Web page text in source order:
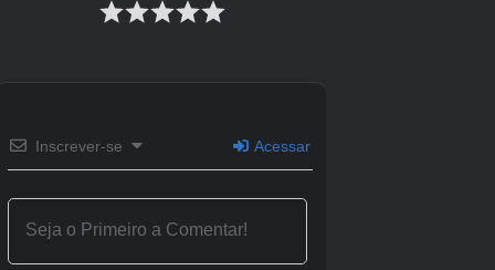
Boa sorte na caça ao Mareep brilhante!